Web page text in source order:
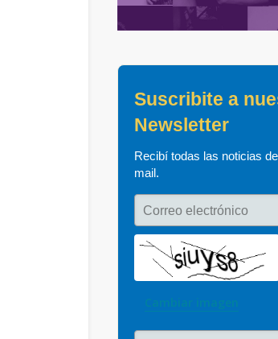
Suscribite a
Newsletter
Recibí todas las noticias
mail.
Correo electrónico
Cambiar imagen